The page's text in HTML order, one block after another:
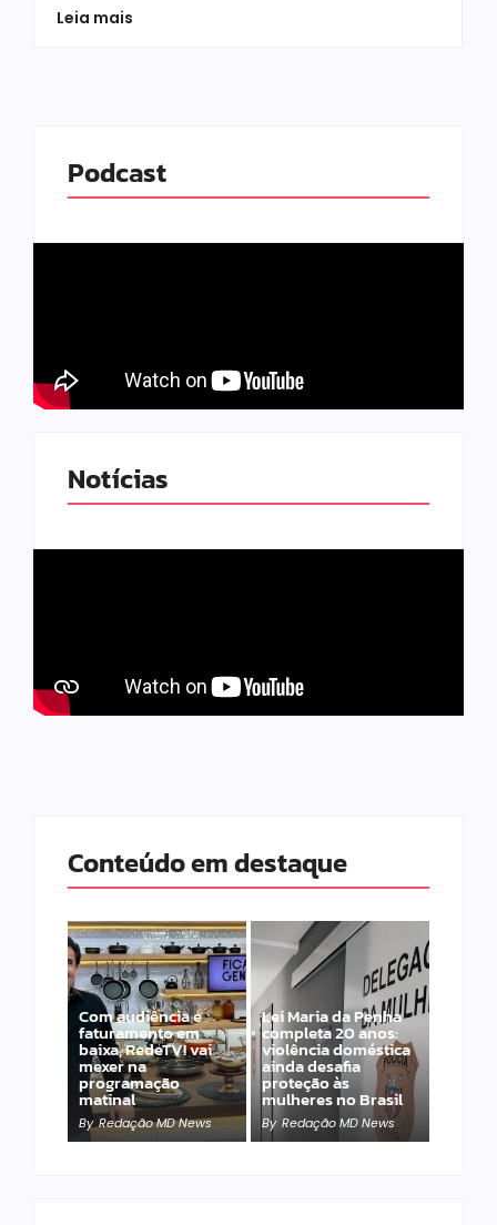
Leia mais
Podcast
Notícias
Conteúdo em destaque
Com audiência e
faturamento em
baixa, RedeTV! vai
mexer na
programação
matinal
By Redação MD News
Lei Maria da Penha
completa 20 anos:
violência doméstica
ainda desafia
proteção às
mulheres no Brasil
By Redação MD News